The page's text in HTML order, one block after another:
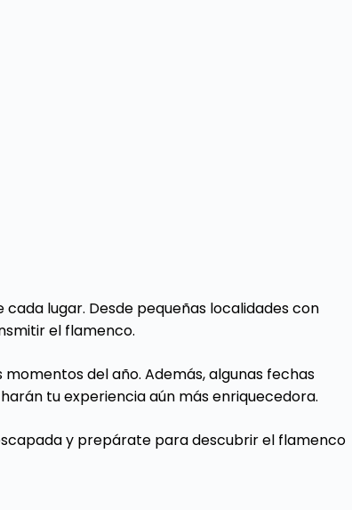
lugar. Desde pequeñas localidades con
el flamenco.
del año. Además, algunas fechas
tu experiencia aún más enriquecedora.
y prepárate para descubrir el flamenco